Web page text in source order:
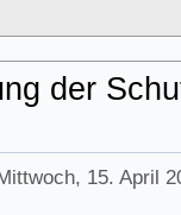
der
15. April